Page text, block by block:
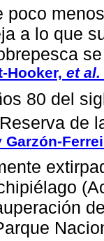
poco
a lo que
Hooker, et al.
80 del
de
Garzón-